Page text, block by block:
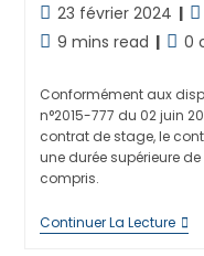
Dernière
modification
publication :
23 février 2024
Temps
lecture :
9 mins read
la
0
Conformément aux
n°2015-777 du 02 juin
contrat de stage, le
une durée supérieure
compris.
Continuer La LectureLE